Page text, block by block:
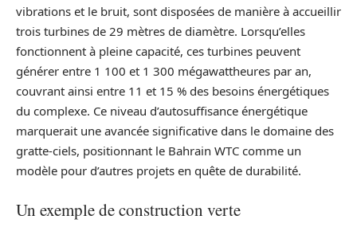
vibrations et le bruit, sont disposées de manière à accueillir
trois turbines de 29 mètres de diamètre. Lorsqu’elles
fonctionnent à pleine capacité, ces turbines peuvent
générer entre 1 100 et 1 300 mégawattheures par an,
couvrant ainsi entre 11 et 15 % des besoins énergétiques
du complexe. Ce niveau d’autosuffisance énergétique
marquerait une avancée significative dans le domaine des
gratte-ciels, positionnant le Bahrain WTC comme un
modèle pour d’autres projets en quête de durabilité.
Un exemple de construction verte